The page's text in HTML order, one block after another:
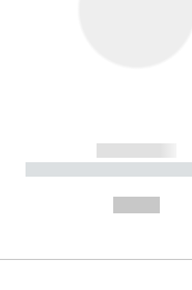
------------
----------- -----------